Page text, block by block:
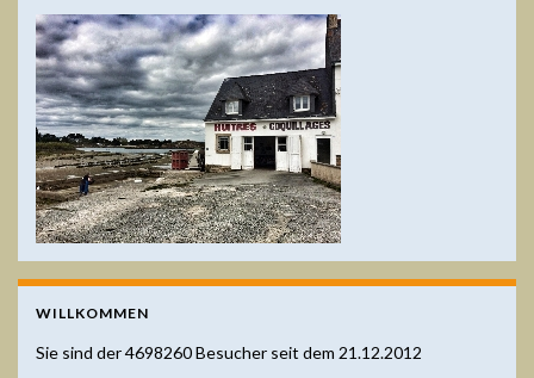
WILLKOMMEN
Sie sind der4698260Besucher seit dem 21.12.2012